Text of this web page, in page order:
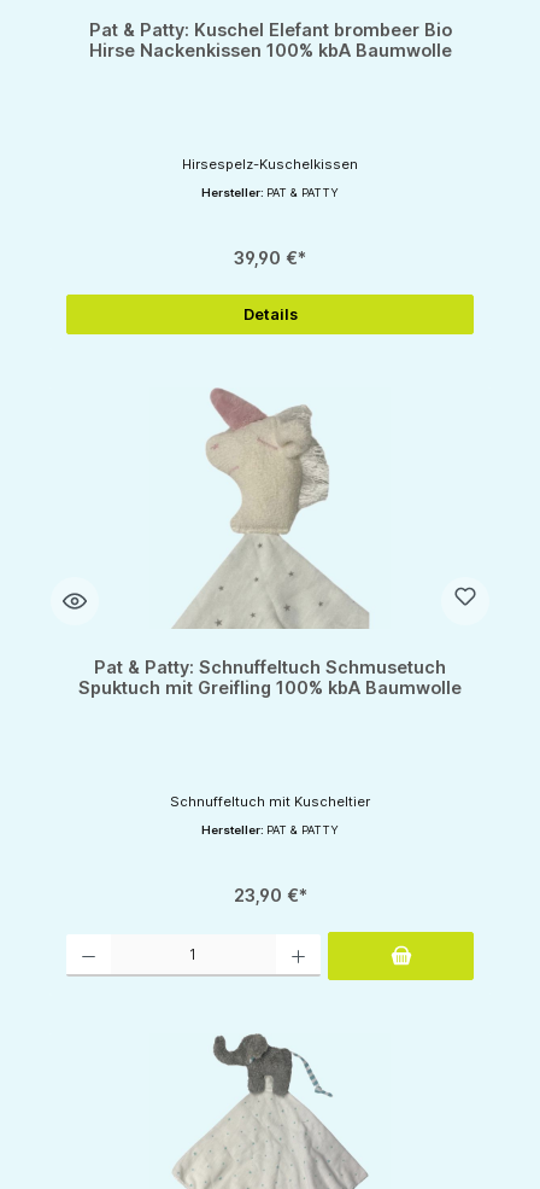
Pat & Patty: Kuschel Elefant brombeer Bio
Hirse Nackenkissen 100% kbA Baumwolle
Hirsespelz-Kuschelkissen
Hersteller: PAT & PATTY
39,90 €*
Details
Pat & Patty: Schnuffeltuch Schmusetuch
Spuktuch mit Greifling 100% kbA Baumwolle
Schnuffeltuch mit Kuscheltier
Hersteller: PAT & PATTY
23,90 €*